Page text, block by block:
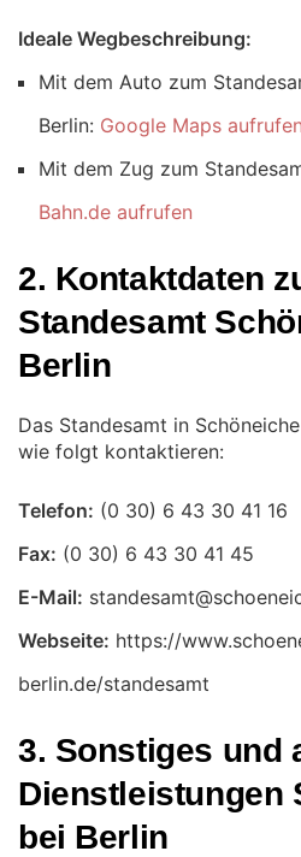
Ideale Wegbeschreibung:
Mit dem Auto zum
Berlin: Google Maps aufrufen
Mit dem Zug zum
Bahn.de aufrufen
2. Kontaktdaten
Standesamt
Berlin
Das Standesamt in
wie folgt kontaktieren:
Telefon:
Fax:
E-Mail:
Webseite: https://
berlin.de/standesamt
3. Sonstiges und
Dienstleistungen
bei Berlin